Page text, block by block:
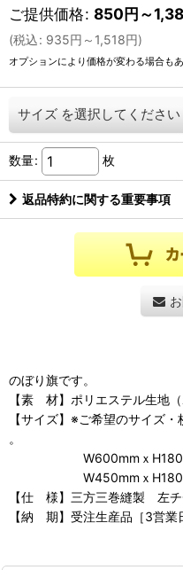
ご提供価格: 850円～
(税込: 935円 ～1,518円)
オプションにより価格が変わる場合もあ
サイズ を選択してください
数量: 枚
返品特約に関する重要事項
のぼり旗です。
【素 材】ポリエステル生地（
【サイズ】※ご希望のサイズ
。
W600mmｘ
W450mmｘ
【仕 様】三方三巻縫製 左
【納 期】受注生産品［3営業